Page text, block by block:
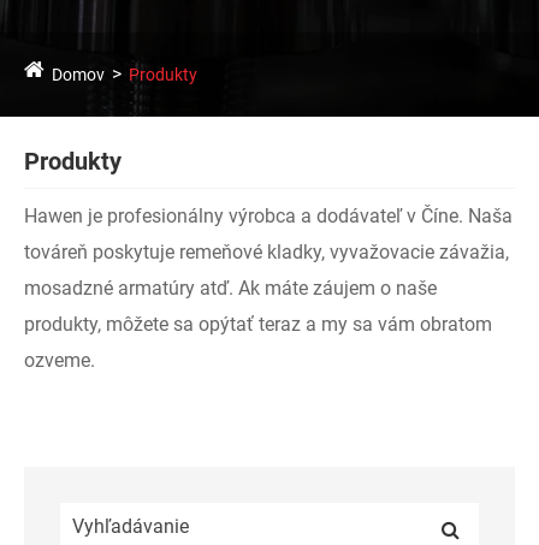
Domov Produkty
Produkty
Hawen je profesionálny výrobca a dodávateľ v Číne. Naša
továreň poskytuje remeňové kladky, vyvažovacie závažia,
mosadzné armatúry atď. Ak máte záujem o naše
produkty, môžete sa opýtať teraz a my sa vám obratom
ozveme.